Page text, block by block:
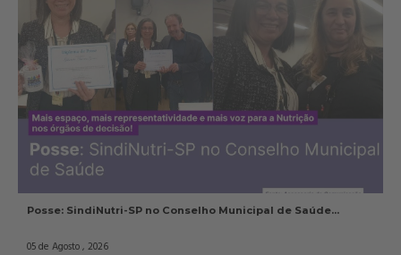
Posse: SindiNutri-SP no Conselho Municipal de Saúde...
05 de Agosto , 2026